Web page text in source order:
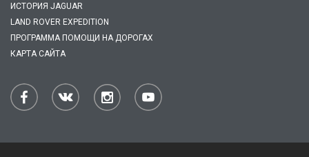
ИСТОРИЯ JAGUAR
LAND ROVER EXPEDITION
ПРОГРАММА ПОМОЩИ НА ДОРОГАХ
КАРТА САЙТА